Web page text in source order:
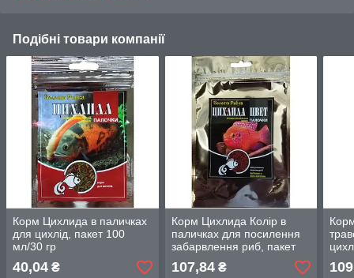
Подібні товари компанії
Корм Цихлида в паличках
для цихлід, пакет 100
мл/30 гр
40,04 ₴
Корм Цихлида Колір в
паличках для посилення
забарвлення риб, пакет
500 мл/140гр
107,84₴
200